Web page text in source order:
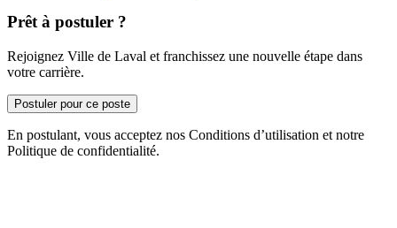
Prêt à postuler ?
Rejoignez Ville de Laval et franchissez une nouvelle étape dans
votre carrière.
Postuler pour ce poste
En postulant, vous acceptez nos Conditions d’utilisation et notre
Politique de confidentialité.